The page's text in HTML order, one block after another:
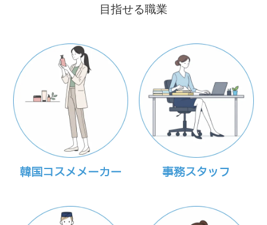
目指せる職業
韓国コスメメーカー 事務スタッフ